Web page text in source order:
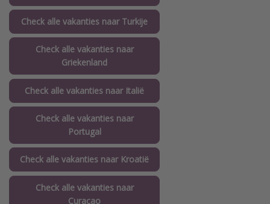
Check alle vakanties naar Turkije
Check alle vakanties naar
Griekenland
Check alle vakanties naar Italië
Check alle vakanties naar
Portugal
Check alle vakanties naar Kroatië
Check alle vakanties naar
Curaçao